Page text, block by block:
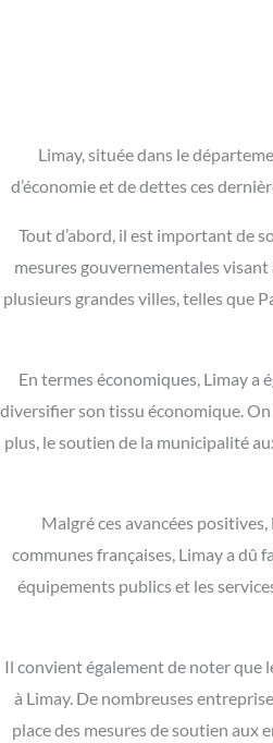
Limay, située dans le
d’économie et de dettes ces
Tout d’abord, il est important de
mesures gouvernementales
plusieurs grandes villes, telles que
En termes économiques, Limay a
diversifier son tissu économique.
plus, le soutien de la municipalité
Malgré ces avancées
communes françaises, Limay a dû
équipements publics et les
Il convient également de noter que
à Limay. De nombreuses
place des mesures de soutien aux